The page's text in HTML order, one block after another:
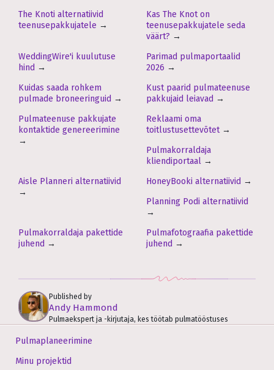
The Knoti alternatiivid
teenusepakkujatele →
Kas The Knot on
teenusepakkujatele seda
väärt? →
WeddingWire'i kuulutuse
hind →
Parimad pulmaportaalid
2026 →
Kuidas saada rohkem
pulmade broneeringuid →
Kust paarid pulmateenuse
pakkujaid leiavad →
Pulmateenuse pakkujate
kontaktide genereerimine
→
Reklaami oma
toitlustusettevõtet→
Pulmakorraldaja
kliendiportaal →
Aisle Planneri alternatiivid
→
HoneyBooki alternatiivid →
Planning Podi alternatiivid
→
Pulmakorraldaja pakettide
juhend →
Pulmafotograafia pakettide
juhend →
Published by
Andy Hammond
Pulmaekspert ja -kirjutaja, kes töötab pulmatööstuses
Pulmaplaneerimine
Minu projektid